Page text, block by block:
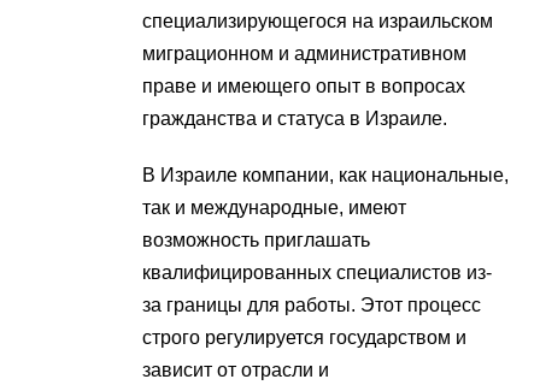
специализирующегося на израильском
миграционном и административном
праве и имеющего опыт в вопросах
гражданства и статуса в Израиле.
В Израиле компании, как национальные,
так и международные, имеют
возможность приглашать
квалифицированных специалистов из-
за границы для работы. Этот процесс
строго регулируется государством и
зависит от отрасли и